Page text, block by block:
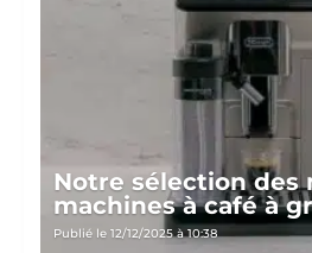
Notre sélection des
machines à café à
Publié le 12/12/2025 à 10:38